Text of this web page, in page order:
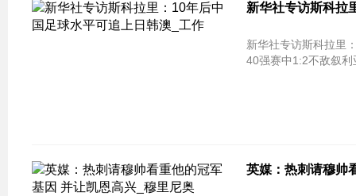
新华社专访斯科拉
新华社专访斯科拉里
40强赛中1:2不敌叙
英媒：热刺请穆帅